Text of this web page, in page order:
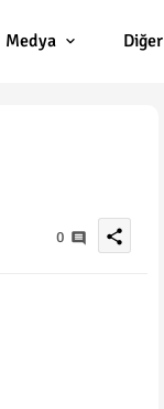
Medya Diğer
0 share